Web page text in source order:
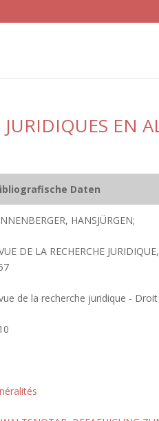
JURIDIQUES EN
Daten
HANSJÜRGEN;
DE LA RECHERCHE
de la recherche juridique -